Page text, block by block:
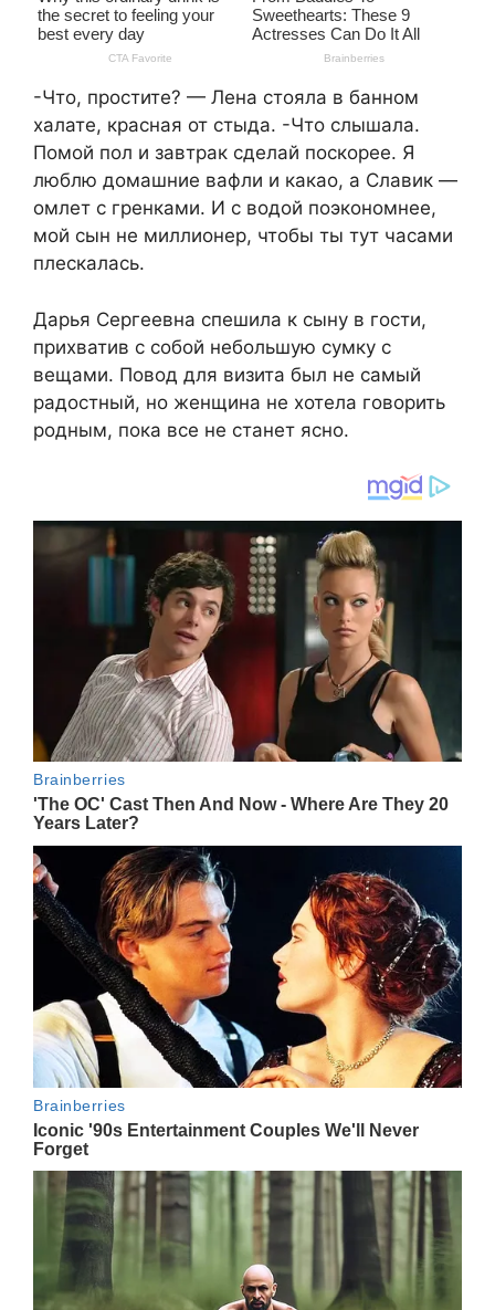
-Что, простите? — Лена стояла в банном
халате, красная от стыда. -Что слышала.
Помой пол и завтрак сделай поскорее. Я
люблю домашние вафли и какао, а Славик —
омлет с гренками. И с водой поэкономнее,
мой сын не миллионер, чтобы ты тут часами
плескалась.
Дарья Сергеевна спешила к сыну в гости,
прихватив с собой небольшую сумку с
вещами. Повод для визита был не самый
радостный, но женщина не хотела говорить
родным, пока все не станет ясно.